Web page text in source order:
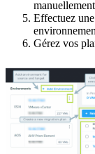
Effectuez
Gérez vos